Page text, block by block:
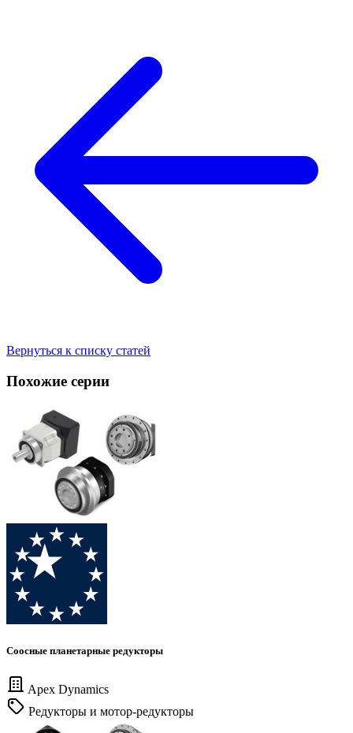
Вернуться к списку статей
Похожие серии
Соосные планетарные редукторы
Apex Dynamics
Редукторы и мотор-редукторы